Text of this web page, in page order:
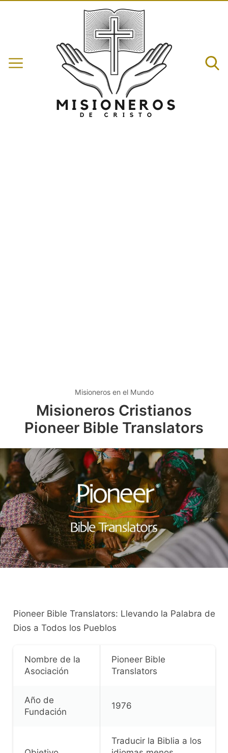
Misioneros en el Mundo
Misioneros Cristianos
Pioneer Bible Translators
Pioneer Bible Translators: Llevando la Palabra de
Dios a Todos los Pueblos
Nombre de la
Asociación
Pioneer Bible
Translators
Año de
Fundación
1976
Traducir la Biblia a los